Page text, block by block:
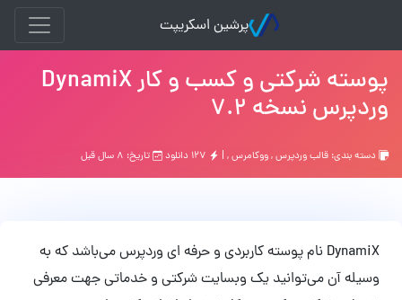
پرشین اسکریپت
پوسته شرکتی و کسب و کار DynamiX
وردپرس نسخه 7.2
دسته بندی: قالب وردپرس,ووکامرس, | تاریخ: ۸ سال قبل
DynamiX نام پوسته کاربردی و حرفه ای وردپرس می‌باشد که به
وسیله آن می‌توانید یک وبسایت شرکتی و خدماتی جهت معرفی